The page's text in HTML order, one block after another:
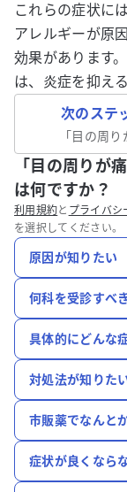
これらの症状に
アレルギーが原
効果があります
は、炎症を抑え
次のステ
「目の周り
「目の周りが
は何ですか？
利用規約と プライバシ
を選択してください。
原因が知りたい
何科を受診すべ
具体的にどんな
対処法が知りた
市販薬でなんと
症状が良くなら